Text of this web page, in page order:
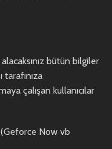
bütün bilgiler
tarafınıza
çalışan kullanıcılar
(Geforce Now vb